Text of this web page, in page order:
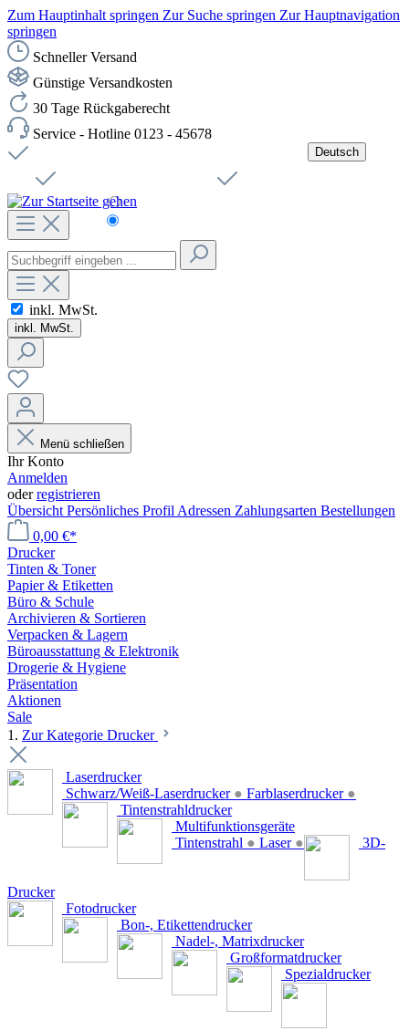
Zum Hauptinhalt springen Zur Suche springen Zur Hauptnavigation
springen
Schneller Versand
Günstige Versandkosten
30 Tage Rückgaberecht
Service - Hotline 0123 - 45678
Deutsch
Čeština
inkl. MwSt.
inkl. MwSt.
Menü schließen
Ihr Konto
Anmelden
oderregistrieren
Übersicht Persönliches Profil Adressen Zahlungsarten Bestellungen
0,00 €*
Drucker
Tinten & Toner
Papier & Etiketten
Büro & Schule
Archivieren & Sortieren
Verpacken & Lagern
Büroausstattung & Elektronik
Drogerie & Hygiene
Präsentation
Aktionen
Sale
1. Zur Kategorie Drucker
Laserdrucker
Schwarz/Weiß-Laserdrucker ● Farblaserdrucker ●
Tintenstrahldrucker
Multifunktionsgeräte
Tintenstrahl ● Laser ● 3D-
Drucker
Fotodrucker
Bon-, Etikettendrucker
Nadel-, Matrixdrucker
Großformatdrucker
Spezialdrucker